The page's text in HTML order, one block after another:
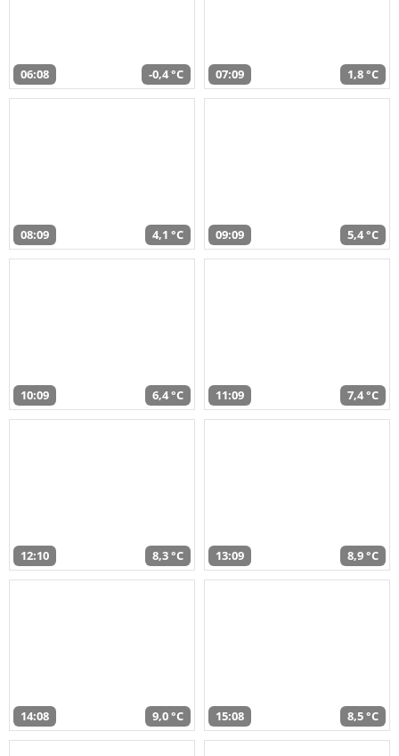
06:08 -0,4 °C 07:09 1,8 °C
08:09 4,1 °C 09:09 5,4 °C
10:09 6,4 °C 11:09 7,4 °C
12:10 8,3 °C 13:09 8,9 °C
14:08 9,0 °C 15:08 8,5 °C